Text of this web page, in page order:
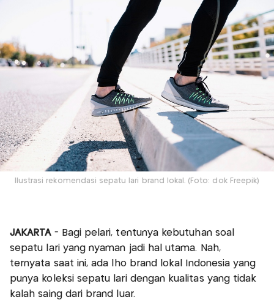
Ilustrasi rekomendasi sepatu lari brand lokal. (Foto: dok Freepik)
JAKARTA- Bagi pelari, tentunya kebutuhan soal
sepatu lari yang nyaman jadi hal utama. Nah,
ternyata saat ini, ada lho brand lokal Indonesia yang
punya koleksi sepatu lari dengan kualitas yang tidak
kalah saing dari brand luar.